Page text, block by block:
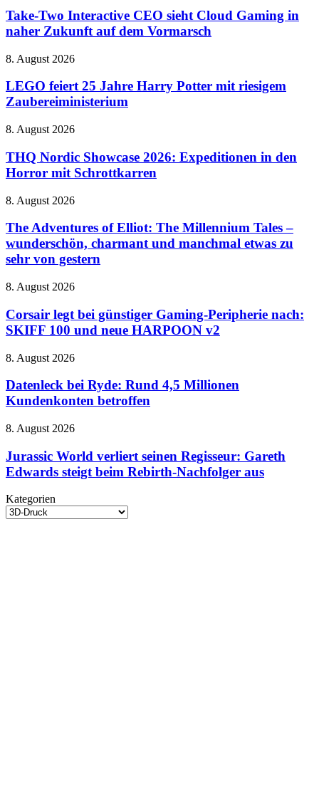
Handy
Interactive
CEO
sieht
Gaming
naher
Zukunft
dem
Take-Two Interactive CEO sieht Cloud Gaming in
naher Zukunft auf dem Vormarsch
LEGO
25
Jahre
Harry
mit
Zaubereiministerium
8. August 2026
LEGO feiert 25 Jahre Harry Potter mit riesigem
Zaubereiministerium
THQ
Showcase
2026:
Expeditionen
den
mit
Schrottkarren
8. August 2026
THQ Nordic Showcase 2026: Expeditionen in den
Horror mit Schrottkarren
The
of
The
Millennium
–
charmant
und
etwas
sehr
von
gestern
8. August 2026
The Adventures of Elliot: The Millennium Tales –
wunderschön, charmant und manchmal etwas zu
sehr von gestern
Corsair
bei
günstiger
Gaming-
nach:
100
und
HARPOON
8. August 2026
Corsair legt bei günstiger Gaming-Peripherie nach:
SKIFF 100 und neue HARPOON v2
Datenleck
Ryde:
Rund
4,5
Kundenkonten
8. August 2026
Datenleck bei Ryde: Rund 4,5 Millionen
Kundenkonten betroffen
Jurassic
verliert
seinen
Regisseur:
Edwards
steigt
8. August 2026
Jurassic World verliert seinen Regisseur: Gareth
Edwards steigt beim Rebirth-Nachfolger aus
Kategorien
Kategorien